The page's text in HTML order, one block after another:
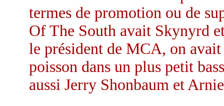
termes de promotion ou de
Of The South avait Skynyrd
le président de MCA, on
poisson dans un plus petit
aussi Jerry Shonbaum et